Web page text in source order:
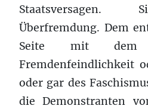
Staatsversagen.
Überfremdung. Dem
Seite mit dem
Fremdenfeindlichkeit
oder gar des
die Demonstranten